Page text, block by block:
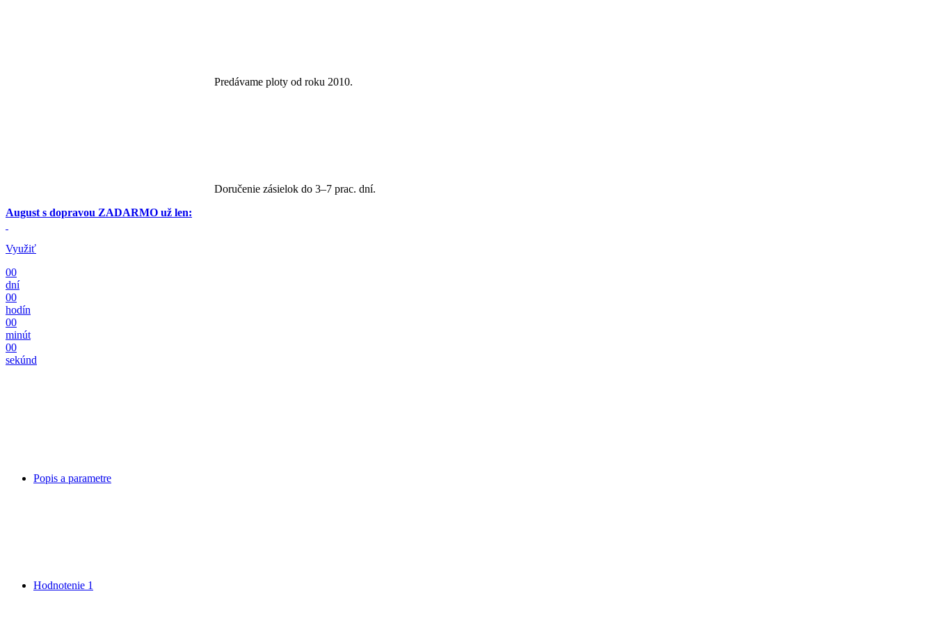
Predávame ploty od roku 2010.
Doručenie zásielok do 3–7 prac. dní.
August s dopravou ZADARMO už len:
Využiť
00
dní
00
hodín
00
minút
00
sekúnd
Popis a parametre
Hodnotenie 1